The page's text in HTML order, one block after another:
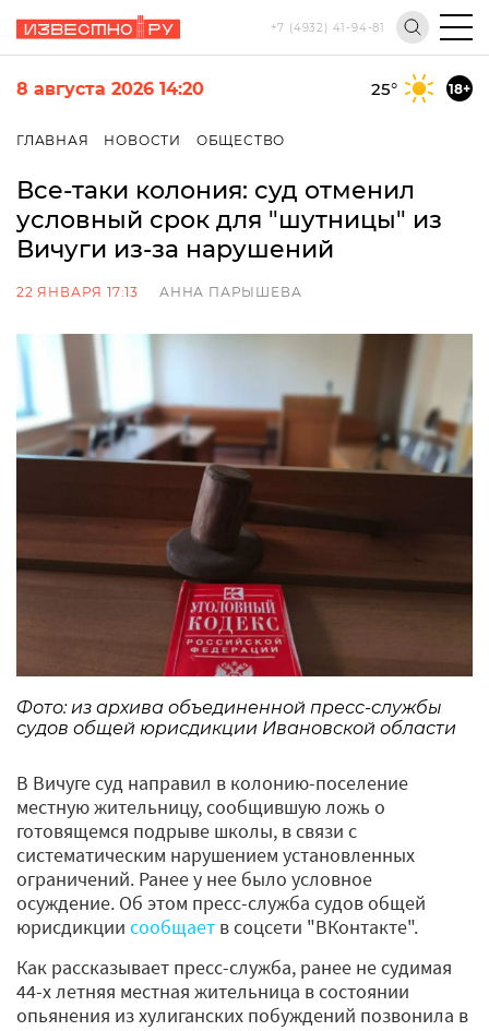
+7 (4932) 41-94-81
8 августа 2026 14:20 25° 18+
ГЛАВНАЯ НОВОСТИ ОБЩЕСТВО
Все-таки колония: суд отменил
условный срок для "шутницы" из
Вичуги из-за нарушений
22 ЯНВАРЯ 17:13 АННА ПАРЫШЕВА
Фото: из архива объединенной пресс-службы
судов общей юрисдикции Ивановской области
В Вичуге суд направил в колонию-поселение
местную жительницу, сообщившую ложь о
готовящемся подрыве школы, в связи с
систематическим нарушением установленных
ограничений. Ранее у нее было условное
осуждение. Об этом пресс-служба судов общей
юрисдикции сообщает в соцсети "ВКонтакте".
Как рассказывает пресс-служба, ранее не судимая
44-х летняя местная жительница в состоянии
опьянения из хулиганских побуждений позвонила в